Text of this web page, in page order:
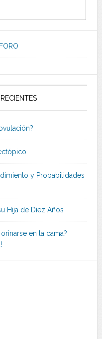
y Probabilidades
Hija de Diez Años
en la cama?